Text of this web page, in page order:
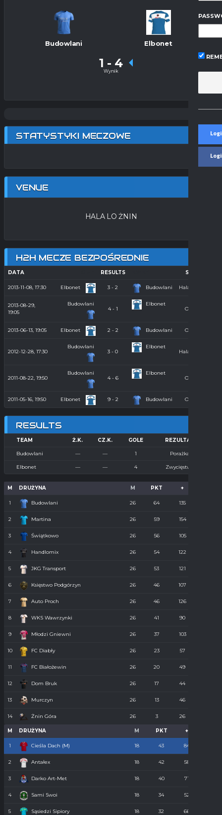
Budowlani Elbonet
1 - 4
Wynik
STATYSTYKI MECZOWE
VENUE
HALA LO ŻNIN
H2H MECZE BEZPOŚREDNIE
DATA RESULTS SEASON
2013-11-08, 17:30 Elbonet 3 - 2 Budowlani Hala 2013/2014
2013-08-29,
19:05
Budowlani
4 - 1
Elbonet
Orlik 2013
2013-06-13, 19:05 Elbonet 2 - 2 Budowlani Orlik 2013
2012-12-28, 17:30
Budowlani
3 - 0
Elbonet
Hala 2012/2013
2011-08-22, 19:50
Budowlani
4 - 6
Elbonet
Orlik 2011
2011-05-16, 19:50 Elbonet 9 - 2 Budowlani Orlik 2011
RESULTS
TEAM Ż.K. CZ.K. GOLE REZULTAT
Budowlani — — 1 Porażka
Elbonet — — 4 Zwycięstwo
M DRUŻYNA M PKT +
1 Budowlani 26 64 135
2 Martina 26 59 154
3 Świątkowo 26 56 105
4 Handlomix 26 54 122
5 JKG Transport 26 53 121
6 Księstwo Podgórzyn 26 46 107
7 Auto Proch 26 46 126
8 WKS Wawrzynki 26 41 90
9 Młodzi Gniewni 26 37 103
10 FC Diabły 26 23 57
11 FC Białożewin 26 20 49
12 Dom Bruk 26 17 44
13 Murczyn 26 13 46
14 Żnin Góra 26 3 26
M DRUŻYNA M PKT +
1 Cieśla Dach (M) 18 43 84
2 Antałex 18 42 58
3 Darko Art-Met 18 40 71
4 Sami Swoi 18 34 52
5 Sąsiedzi Sipiory 18 32 66